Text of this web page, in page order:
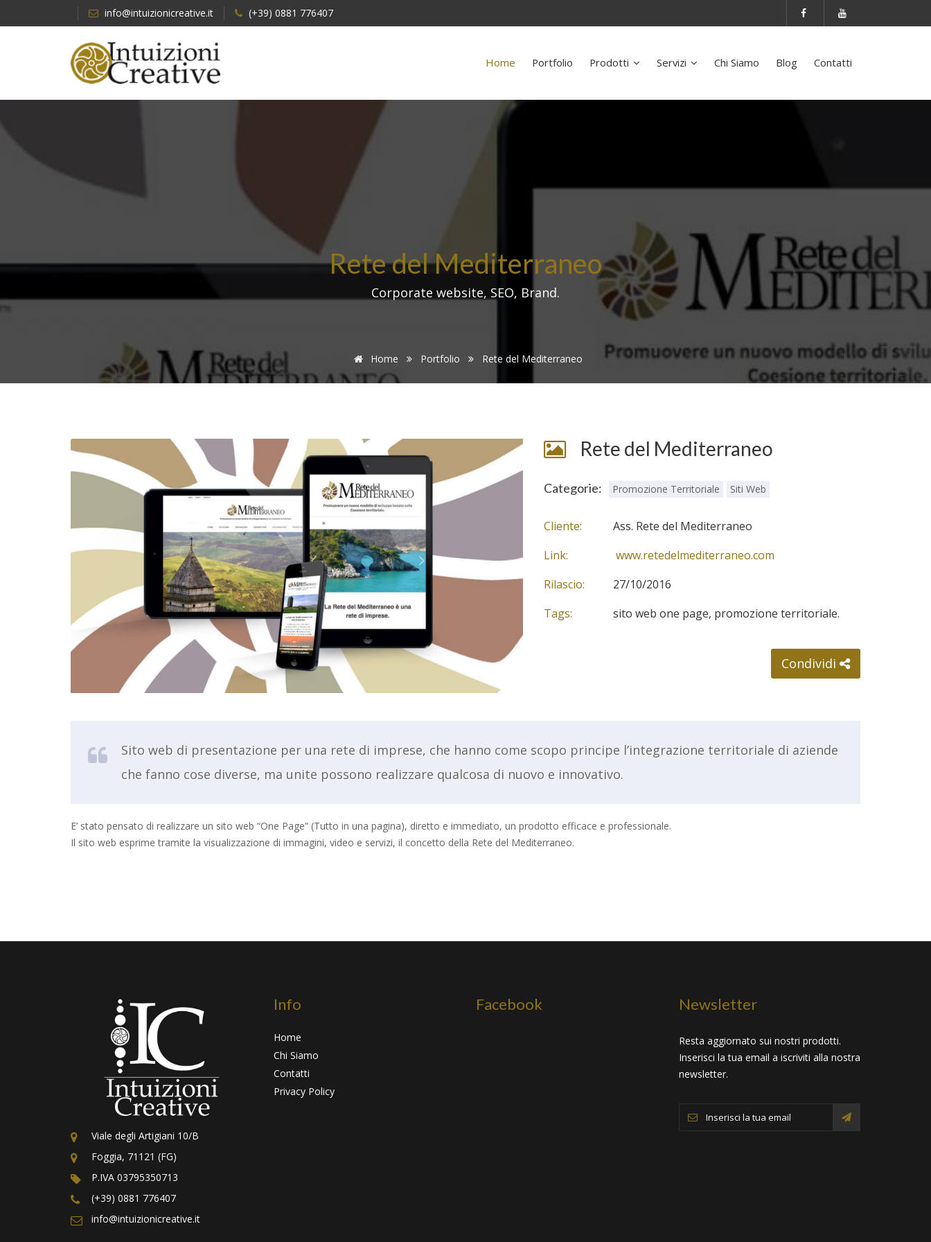
info@intuizionicreative.it (+39) 0881 776407
Home Portfolio Prodotti Servizi Chi Siamo Blog Contatti
Rete del Mediterraneo
Corporate website, SEO, Brand.
Home Portfolio Rete del Mediterraneo
Rete del Mediterraneo
Categorie: Promozione Territoriale Siti Web
Cliente:
Ass. Rete del Mediterraneo
Link:
www.retedelmediterraneo.com
Rilascio:
27/10/2016
Tags:
sito web one page, promozione territoriale.
Condividi
Sito web di presentazione per una rete di imprese, che hanno come scopo principe l’integrazione territoriale di aziende
che fanno cose diverse, ma unite possono realizzare qualcosa di nuovo e innovativo.
E’ stato pensato di realizzare un sito web “One Page” (Tutto in una pagina), diretto e immediato, un prodotto efficace e professionale.
Il sito web esprime tramite la visualizzazione di immagini, video e servizi, il concetto della Rete del Mediterraneo.
Viale degli Artigiani 10/B
Foggia, 71121 (FG)
P.IVA 03795350713
(+39) 0881 776407
info@intuizionicreative.it
Info
Home
Chi Siamo
Contatti
Privacy Policy
Facebook Newsletter
Resta aggiornato sui nostri prodotti.
Inserisci la tua email a iscriviti alla nostra
newsletter.